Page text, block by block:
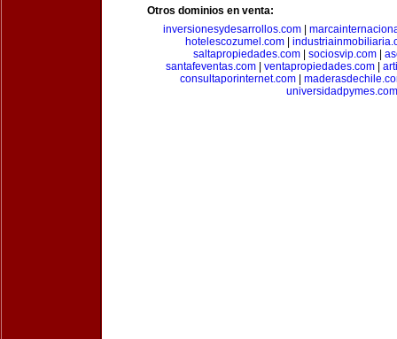
Otros dominios en venta:
inversionesydesarrollos.com|
hotelescozumel.com
saltapropiedades.com| sociosvip.com|
santafeventas.com| ventapropiedades.com|
consultaporinternet.com
universidadpymes.com